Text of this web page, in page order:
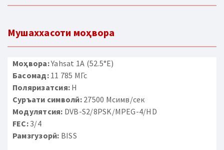
Мушаххасоти моҳвора
Моҳвора:Yahsat 1A (52.5°E)
Басомад:11 785 МГс
Поляризатсия: H
Суръати символӣ:27500 Мсимв/сек
Модулятсия: DVB-S2/8PSK/MPEG-4/HD
FEC:3/4
Рамзгузорӣ: BISS